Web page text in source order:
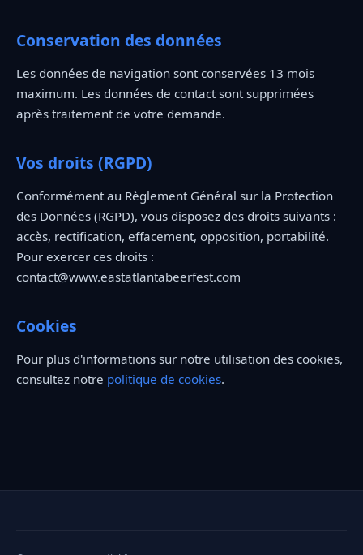
Conservation des données
Les données de navigation sont conservées 13 mois
maximum. Les données de contact sont supprimées
après traitement de votre demande.
Vos droits (RGPD)
Conformément au Règlement Général sur la Protection
des Données (RGPD), vous disposez des droits suivants :
accès, rectification, effacement, opposition, portabilité.
Pour exercer ces droits :
contact@www.eastatlantabeerfest.com
Cookies
Pour plus d'informations sur notre utilisation des cookies,
consultez notre politique de cookies.